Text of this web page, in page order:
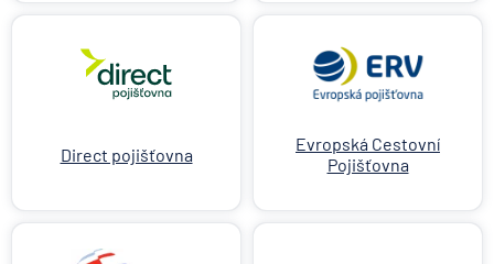
Direct pojišťovna
Evropská Cestovní
Pojišťovna